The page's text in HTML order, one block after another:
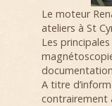
Le moteur
ateliers à St
Les
A titre
contrairement